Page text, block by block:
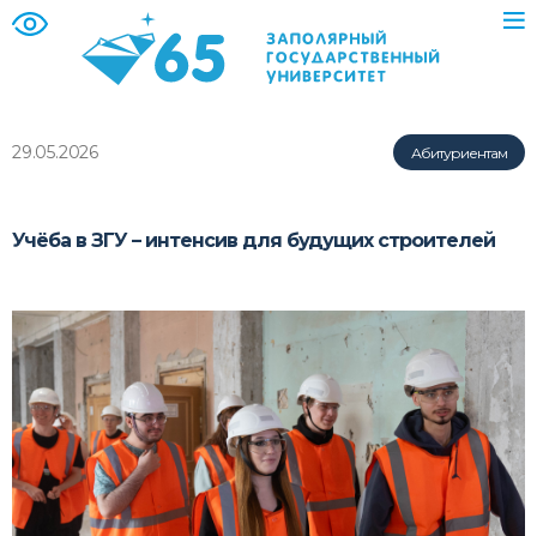
29.05.2026 Абитуриентам
Учёба в ЗГУ – интенсив для будущих строителей